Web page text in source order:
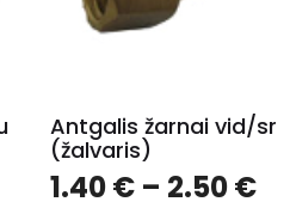
Antgalis žarnai vid/sr
(žalvaris)
1.40€– 2.50€